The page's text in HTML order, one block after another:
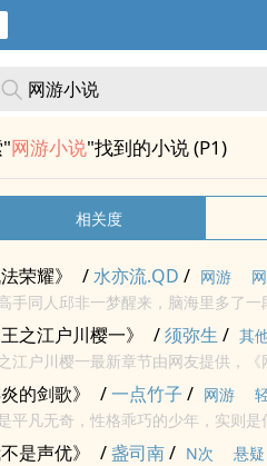
网游小说"找到的小说 (P1)
相关度
荣耀》 /水亦流.QD / 网游
手同人邱非一梦醒来，脑海里多了一
王之江户川樱一》 /须弥生 / 其
江户川樱一最新章节由网友提供，
笔俱佳的网游小说小说，笔尖中文免
炎的剑歌》 /一点竹子 / 网游
平凡无奇，性格乖巧的少年，实则
开启了称霸魔法世界的征程。
不是声优》 /盏司南/ N次 悬疑